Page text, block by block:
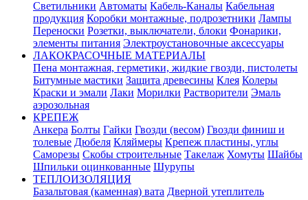
Светильники Автоматы Кабель-Каналы Кабельная
продукция Коробки монтажные, подрозетники Лампы
Переноски Розетки, выключатели, блоки Фонарики,
элементы питания Электроустановочные аксессуары
ЛАКОКРАСОЧНЫЕ МАТЕРИАЛЫ
Пена монтажная, герметики, жидкие гвозди, пистолеты
Битумные мастики Защита древесины Клея Колеры
Краски и эмали Лаки Морилки Растворители Эмаль
аэрозольная
КРЕПЕЖ
Анкера Болты Гайки Гвозди (весом) Гвозди финиш и
толевые Дюбеля Кляймеры Крепеж пластины, углы
Саморезы Скобы строительные Такелаж Хомуты Шайбы
Шпильки оцинкованные Шурупы
ТЕПЛОИЗОЛЯЦИЯ
Базальтовая (каменная) вата Дверной утеплитель